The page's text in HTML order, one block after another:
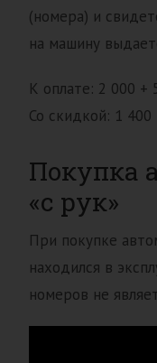
(номера) и
на машину
К оплате: 2 000 +
Со скидкой: 1
Покупка
«с рук»
При покупке
находился в
номеров не